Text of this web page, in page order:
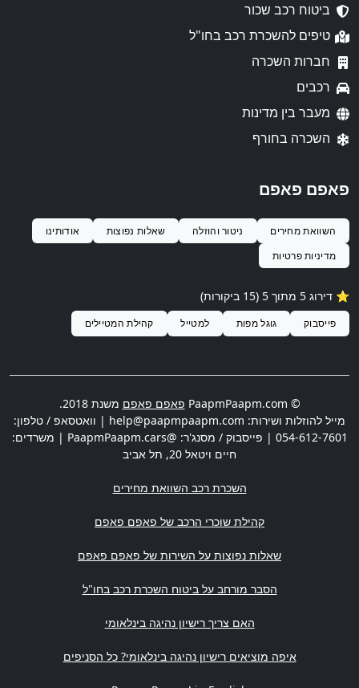
ביטוח רכב שכור
טיפים להשכרת רכב בחו"ל
חברות השכרה
רכבים
מעבר בין מדינות
השכרה בחורף
פאפם פאפם
השוואת מחירים ניטור והוזלה שאלות נפוצות
אודותינו
מדיניות פרטיות
⭐️ דירוג 5 מתוך 5 (15 ביקורות)
פייסבוק גוגל מפות למטייל קהילת המטיילים
© PaapmPaapm.com פאפם פאפם משנת 2018.
מייל להוזלות ושירות: help@paapmpaapm.com | וואטסאפ / טלפון:
054-612-7601 | פייסבוק / מסנג'ר: @PaapmPaapm.cars | משרדים:
חיים ויטאל 20
, תל אביב
השכרת רכב השוואת מחירים
קהילת שוכרי הרכב של פאפם פאפם
שאלות נפוצות על השירות של פאפם פאפם
הסבר מורחב על ביטוח השכרת רכב בחו"ל
האם צריך רישיון נהיגה בינלאומי
איפה מוציאים רישיון נהיגה בינלאומי? כל הסניפים